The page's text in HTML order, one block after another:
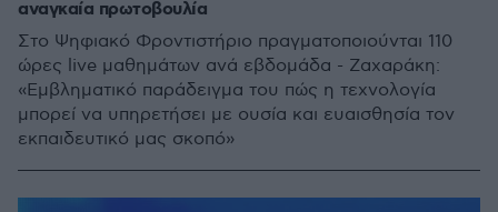
αναγκαία πρωτοβουλία
Στο Ψηφιακό Φροντιστήριο πραγματοποιούνται 110
ώρες live μαθημάτων ανά εβδομάδα - Ζαχαράκη:
«Εμβληματικό παράδειγμα του πώς η τεχνολογία
μπορεί να υπηρετήσει με ουσία και ευαισθησία τον
εκπαιδευτικό μας σκοπό»